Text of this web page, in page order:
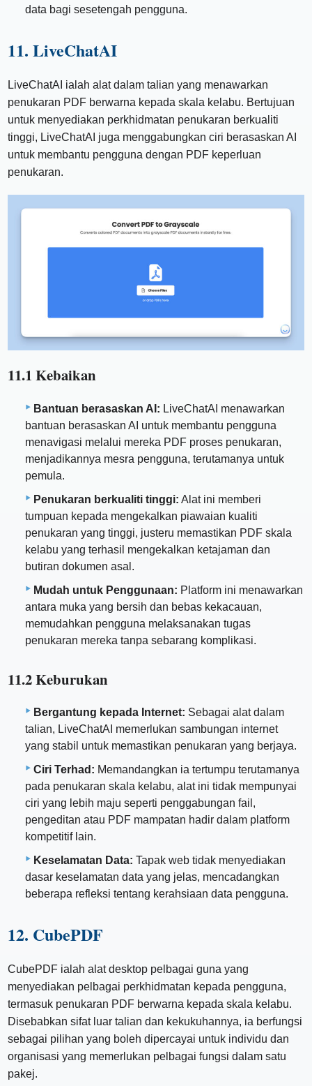
data bagi sesetengah pengguna.
11. LiveChatAI
LiveChatAI ialah alat dalam talian yang menawarkan
penukaran PDF berwarna kepada skala kelabu. Bertujuan
untuk menyediakan perkhidmatan penukaran berkualiti
tinggi, LiveChatAI juga menggabungkan ciri berasaskan AI
untuk membantu pengguna dengan PDF keperluan
penukaran.
11.1 Kebaikan
Bantuan berasaskan AI: LiveChatAI menawarkan
bantuan berasaskan AI untuk membantu pengguna
menavigasi melalui mereka PDF proses penukaran,
menjadikannya mesra pengguna, terutamanya untuk
pemula.
Penukaran berkualiti tinggi: Alat ini memberi
tumpuan kepada mengekalkan piawaian kualiti
penukaran yang tinggi, justeru memastikan PDF skala
kelabu yang terhasil mengekalkan ketajaman dan
butiran dokumen asal.
Mudah untuk Penggunaan: Platform ini menawarkan
antara muka yang bersih dan bebas kekacauan,
memudahkan pengguna melaksanakan tugas
penukaran mereka tanpa sebarang komplikasi.
11.2 Keburukan
Bergantung kepada Internet: Sebagai alat dalam
talian, LiveChatAI memerlukan sambungan internet
yang stabil untuk memastikan penukaran yang berjaya.
Ciri Terhad: Memandangkan ia tertumpu terutamanya
pada penukaran skala kelabu, alat ini tidak mempunyai
ciri yang lebih maju seperti penggabungan fail,
pengeditan atau PDF mampatan hadir dalam platform
kompetitif lain.
Keselamatan Data: Tapak web tidak menyediakan
dasar keselamatan data yang jelas, mencadangkan
beberapa refleksi tentang kerahsiaan data pengguna.
12. CubePDF
CubePDF ialah alat desktop pelbagai guna yang
menyediakan pelbagai perkhidmatan kepada pengguna,
termasuk penukaran PDF berwarna kepada skala kelabu.
Disebabkan sifat luar talian dan kekukuhannya, ia berfungsi
sebagai pilihan yang boleh dipercayai untuk individu dan
organisasi yang memerlukan pelbagai fungsi dalam satu
pakej.